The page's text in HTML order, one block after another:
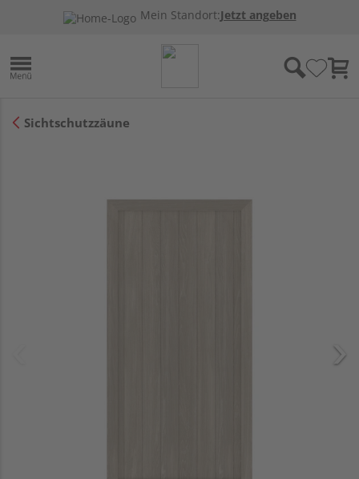
Mein Standort:Jetzt angeben
Sichtschutzzäune